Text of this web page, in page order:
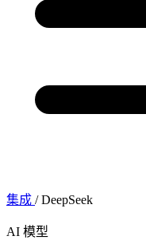
集成 / DeepSeek
AI 模型